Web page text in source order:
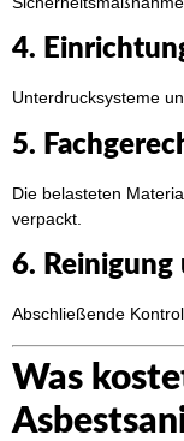
4.
Unterdrucksysteme
5.
Die belasteten
verpackt.
6. Reinigung
Abschließende
Was